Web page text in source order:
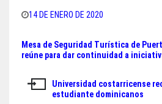
bo
ok
tt
er
ts
A
pp
14 DE ENERO DE 2020
Navegación
entradas
Mesa de Seguridad Turística de
reúne para dar continuidad a
Universidad costarricense
estudiante dominicanos